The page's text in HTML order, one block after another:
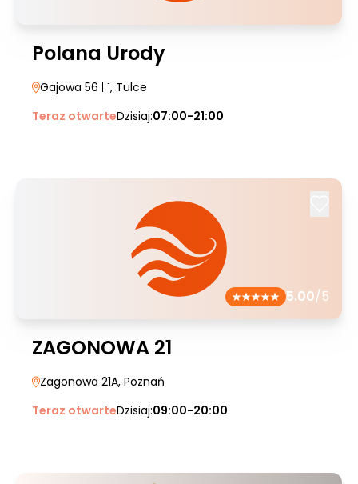
Polana Urody
Gajowa 56 | 1, Tulce
Teraz otwarteDzisiaj:07:00-21:00
5.00/5
ZAGONOWA 21
Zagonowa 21A, Poznań
Teraz otwarteDzisiaj:09:00-20:00